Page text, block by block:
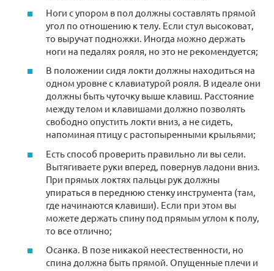
Ноги с упором в пол должны составлять прямой
угол по отношению к телу. Если стул высоковат,
то выручат подножки. Иногда можно держать
ноги на педалях рояля, но это не рекомендуется;
В положении сидя локти должны находиться на
одном уровне с клавиатурой рояля. В идеале они
должны быть чуточку выше клавиш. Расстояние
между телом и клавишами должно позволять
свободно опустить локти вниз, а не сидеть,
напоминая птицу с растопыренными крыльями;
Есть способ проверить правильно ли вы сели.
Вытягиваете руки вперед, повернув ладони вниз.
При прямых локтях пальцы рук должны
упираться в переднюю стенку инструмента (там,
где начинаются клавиши). Если при этом вы
можете держать спину под прямым углом к полу,
то все отлично;
Осанка. В позе никакой неестественности, но
спина должна быть прямой. Опущенные плечи и